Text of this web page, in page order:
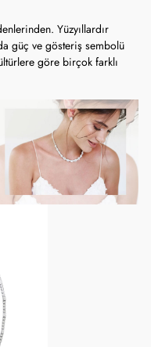
Yüzyıllardır
güç ve gösteriş sembolü
göre birçok farklı